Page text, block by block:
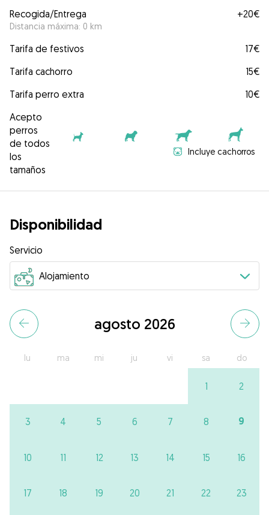
Recogida/Entrega
Distancia máxima: 0 km
+20€
Tarifa de festivos
17€
Tarifa cachorro
15€
Tarifa perro extra
10€
Acepto
perros
de todos
los
tamaños
Incluye cachorros
Disponibilidad
Servicio
agosto 2026
lu ma mi ju vi sa do
1 2
3 4 5 6 7 8 9
10 11 12 13 14 15 16
17 18 19 20 21 22 23